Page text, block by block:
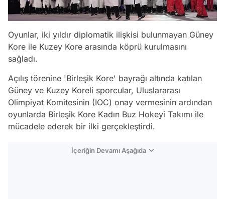
Oyunlar, iki yıldır diplomatik ilişkisi bulunmayan Güney
Kore ile Kuzey Kore arasında köprü kurulmasını
sağladı.
Açılış törenine 'Birleşik Kore' bayrağı altında katılan
Güney ve Kuzey Koreli sporcular, Uluslararası
Olimpiyat Komitesinin (IOC) onay vermesinin ardından
oyunlarda Birleşik Kore Kadın Buz Hokeyi Takımı ile
mücadele ederek bir ilki gerçekleştirdi.
İçeriğin Devamı Aşağıda